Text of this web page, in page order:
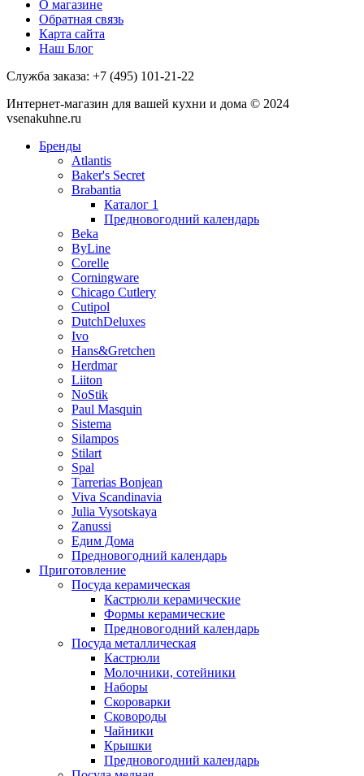
О магазине
Обратная связь
Карта сайта
Наш Блог
Служба заказа: +7 (495) 101-21-22
Интернет-магазин для вашей кухни и дома © 2024
vsenakuhne.ru
Бренды
Atlantis
Baker's Secret
Brabantia
Каталог 1
Предновогодний календарь
Beka
ByLine
Corelle
Corningware
Chicago Cutlery
Cutipol
DutchDeluxes
Ivo
Hans&Gretchen
Herdmar
Liiton
NoStik
Paul Masquin
Sistema
Silampos
Stilart
Spal
Tarrerias Bonjean
Viva Scandinavia
Julia Vysotskaya
Zanussi
Едим Дома
Предновогодний календарь
Приготовление
Посуда керамическая
Кастрюли керамические
Формы керамические
Предновогодний календарь
Посуда металлическая
Кастрюли
Молочники, сотейники
Наборы
Скороварки
Сковороды
Чайники
Крышки
Предновогодний календарь